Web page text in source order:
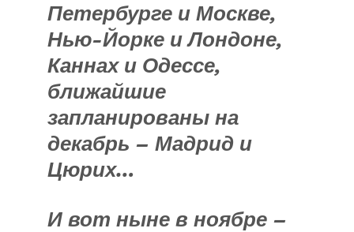
Петербурге и Москве,
Нью-Йорке и Лондоне,
Каннах и Одессе,
ближайшие
запланированы на
декабрь – Мадрид и
Цюрих…
И вот ныне в ноябре –